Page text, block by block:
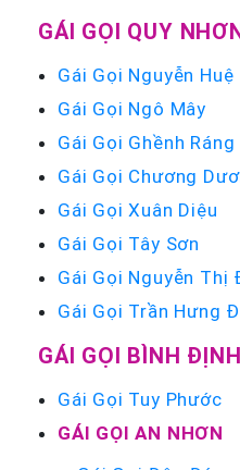
GÁI GỌI QUY
Gái Gọi Nguyễn Huệ
Gái Gọi Ngô Mây
Gái Gọi Ghềnh Ráng
Gái Gọi Chương
Gái Gọi Xuân Diệu
Gái Gọi Tây Sơn
Gái Gọi Nguyễn Thị
Gái Gọi Trần Hưng
GÁI GỌI BÌNH ĐỊNH
Gái Gọi Tuy Phước
GÁI GỌI AN NHƠN